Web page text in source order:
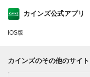
カインズ公式アプリ
iOS版
カインズのその他のサイト